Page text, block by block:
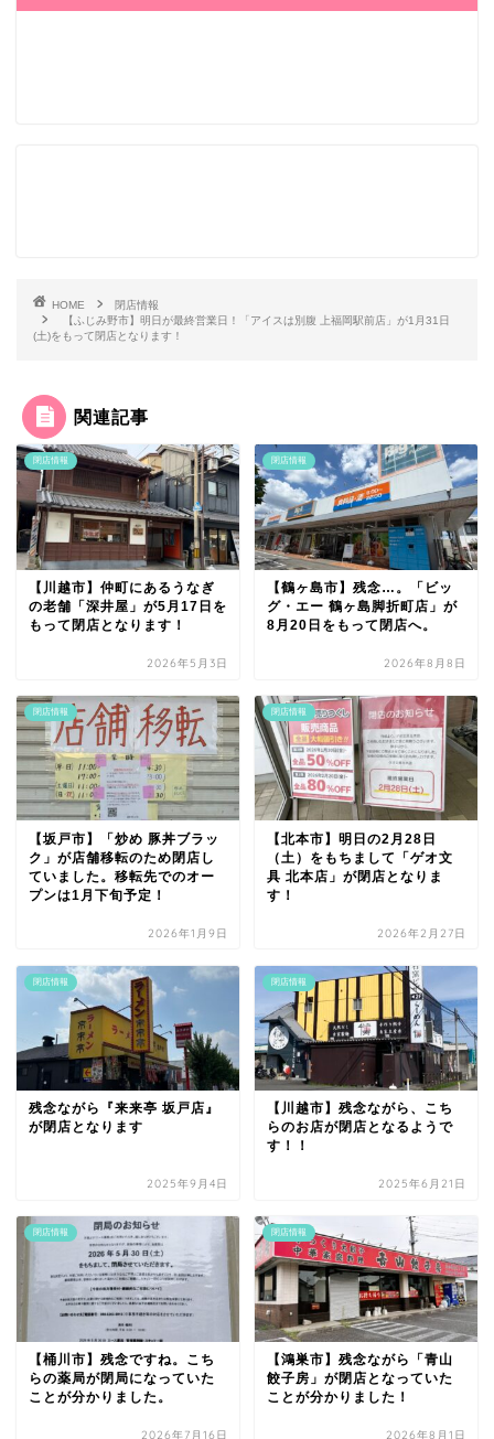
HOME
閉店情報
【ふじみ野市】明日が最終営業日！「アイスは別腹 上福岡駅前店」が1月31日
(土)をもって閉店となります！
関連記事
閉店情報
【川越市】仲町にあるうなぎ
の老舗「深井屋」が5月17日を
もって閉店となります！
2026年5月3日
閉店情報
【鶴ヶ島市】残念…。「ビッ
グ・エー 鶴ヶ島脚折町店」が
8月20日をもって閉店へ。
2026年8月8日
閉店情報
【坂戸市】「炒め 豚丼ブラッ
ク」が店舗移転のため閉店し
ていました。移転先でのオー
プンは1月下旬予定！
2026年1月9日
閉店情報
【北本市】明日の2月28日
（土）をもちまして「ゲオ文
具 北本店」が閉店となりま
す！
2026年2月27日
閉店情報
残念ながら『来来亭 坂戸店』
が閉店となります
2025年9月4日
閉店情報
【川越市】残念ながら、こち
らのお店が閉店となるようで
す！！
2025年6月21日
閉店情報
【桶川市】残念ですね。こち
らの薬局が閉局になっていた
ことが分かりました。
2026年7月16日
閉店情報
【鴻巣市】残念ながら「青山
餃子房」が閉店となっていた
ことが分かりました！
2026年8月1日